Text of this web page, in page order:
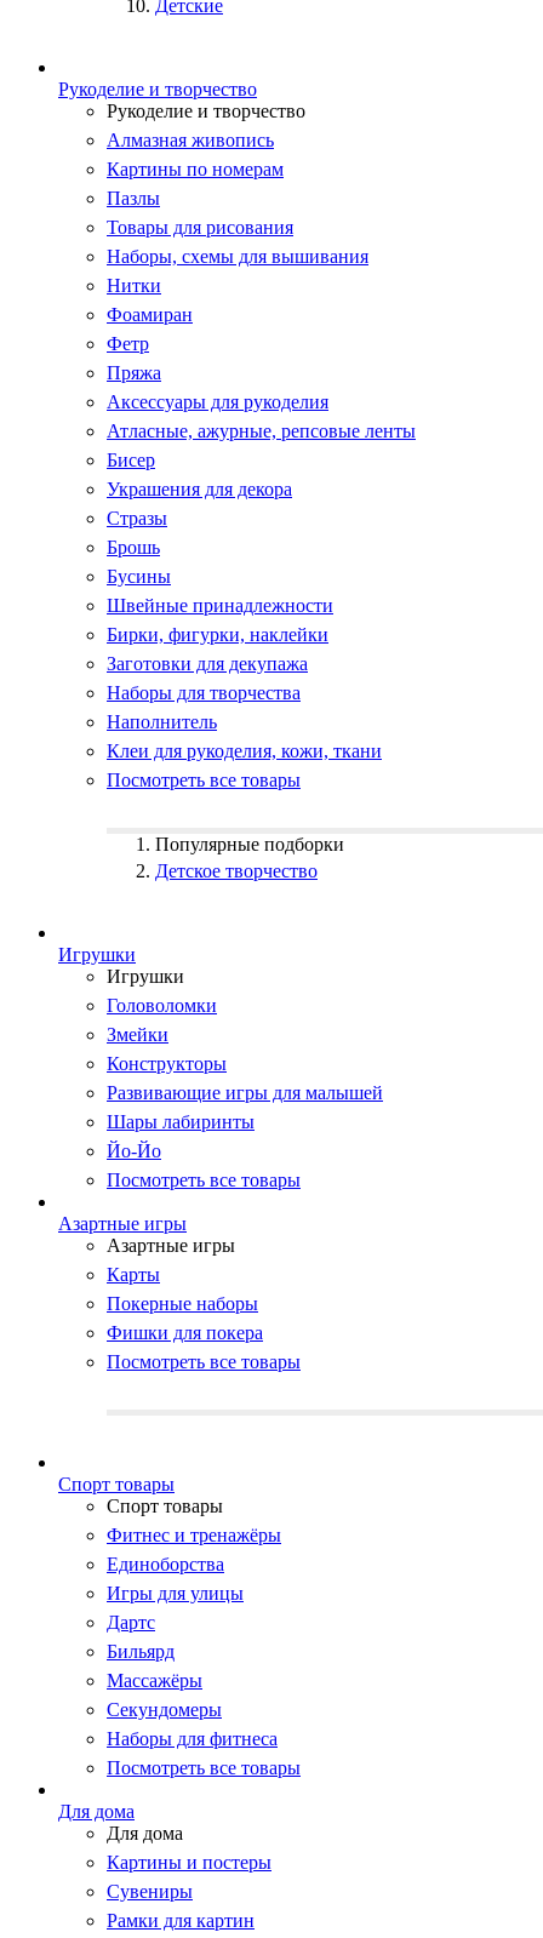
Детские
Рукоделие и творчество
Рукоделие и творчество
Алмазная живопись
Картины по номерам
Пазлы
Товары для рисования
Наборы, схемы для вышивания
Нитки
Фоамиран
Фетр
Пряжа
Аксессуары для рукоделия
Атласные, ажурные, репсовые ленты
Бисер
Украшения для декора
Стразы
Брошь
Бусины
Швейные принадлежности
Бирки, фигурки, наклейки
Заготовки для декупажа
Наборы для творчества
Наполнитель
Клеи для рукоделия, кожи, ткани
Посмотреть все товары
Популярные подборки
Детское творчество
Игрушки
Игрушки
Головоломки
Змейки
Конструкторы
Развивающие игры для малышей
Шары лабиринты
Йо-Йо
Посмотреть все товары
Азартные игры
Азартные игры
Карты
Покерные наборы
Фишки для покера
Посмотреть все товары
Cпорт товары
Cпорт товары
Фитнес и тренажёры
Единоборства
Игры для улицы
Дартс
Бильярд
Массажёры
Секундомеры
Наборы для фитнеса
Посмотреть все товары
Для дома
Для дома
Картины и постеры
Сувениры
Рамки для картин